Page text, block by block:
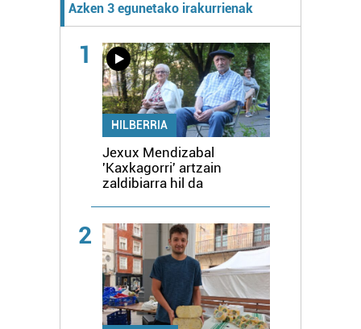
Azken 3 egunetako irakurrienak
1
HILBERRIA
Jexux Mendizabal
'Kaxkagorri' artzain
zaldibiarra hil da
2